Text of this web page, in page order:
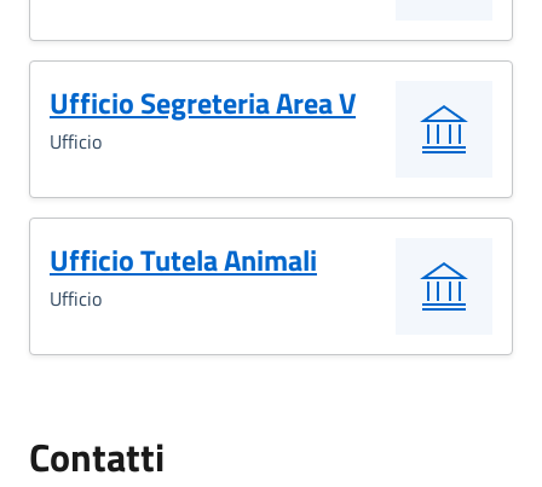
Ufficio Segreteria Area V
Ufficio
Ufficio Tutela Animali
Ufficio
Contatti